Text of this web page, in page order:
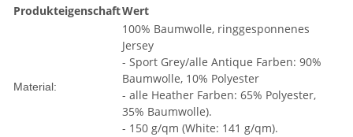
ProdukteigenschaftWert
Material:
100% Baumwolle, ringgesponnenes
Jersey
- Sport Grey/alle Antique Farben: 90%
Baumwolle, 10% Polyester
- alle Heather Farben: 65% Polyester,
35% Baumwolle).
- 150 g/qm (White: 141 g/qm).